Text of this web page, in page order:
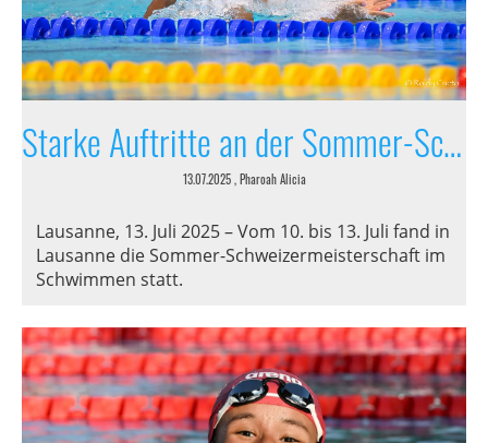
Starke Auftritte an der Sommer-Schweizermeisterschaft in Lausanne
13.07.2025, Pharoah Alicia
Lausanne, 13. Juli 2025 – Vom 10. bis 13. Juli fand in
Lausanne die Sommer-Schweizermeisterschaft im
Schwimmen statt.